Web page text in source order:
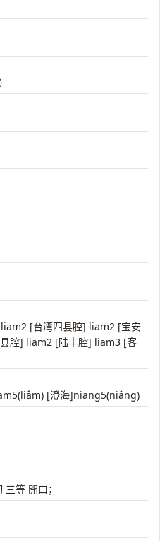
[台湾四县腔] liam2 [宝安
腔] liam2 [陆丰腔] liam3 [客
[澄海]niang5(niâng)
等 開口；